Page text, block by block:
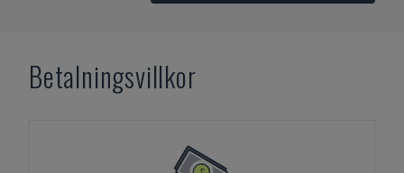
Betalningsvillkor